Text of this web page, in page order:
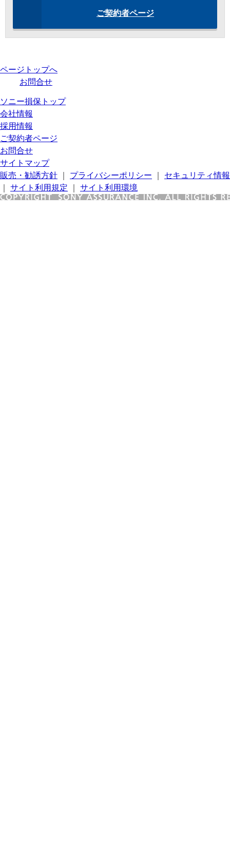
ご契約者ページ
ページトップへ
お問合せ
ソニー損保トップ
会社情報
採用情報
ご契約者ページ
お問合せ
サイトマップ
販売・勧誘方針
プライバシーポリシー
セキュリティ情報
サイト利用規定 サイト利用環境